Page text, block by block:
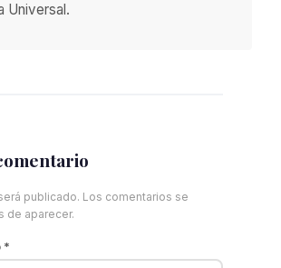
Universal.
publicado. Los comentarios se
de aparecer.
*